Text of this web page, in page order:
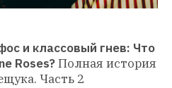
и классовый гнев: Что
Roses?Полная история
Часть 2